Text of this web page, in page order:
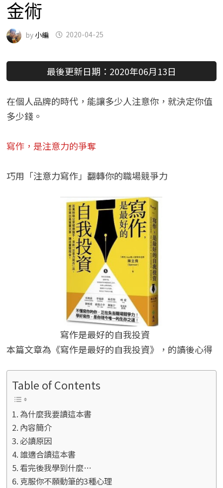
金術
by 小編 2020-04-25
最後更新日期：2020年06月13日
在個人品牌的時代，能讓多少人注意你，就決定你值
多少錢。
寫作，是注意力的爭奪
巧用「注意力寫作」翻轉你的職場競爭力
寫作是最好的自我投資
本篇文章為《寫作是最好的自我投資》，的讀後心得
Table of Contents
為什麼我要讀這本書
內容簡介
必讀原因
誰適合讀這本書
看完後我學到什麼…
克服你不願動筆的3種心理